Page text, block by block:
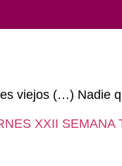
viejos (…) Nadie
XXII SEMANA